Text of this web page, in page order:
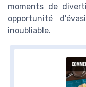
moments de
opportunité
inoubliable.